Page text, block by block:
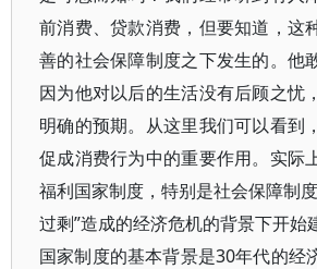
前消费、贷款消费，但要知道，这
善的社会保障制度之下发生的。他
因为他对以后的生活没有后顾之忧
明确的预期。从这里我们可以看到
促成消费行为中的重要作用。实际
福利国家制度，特别是社会保障制
过剩”造成的经济危机的背景下开始
国家制度的基本背景是30年代的经